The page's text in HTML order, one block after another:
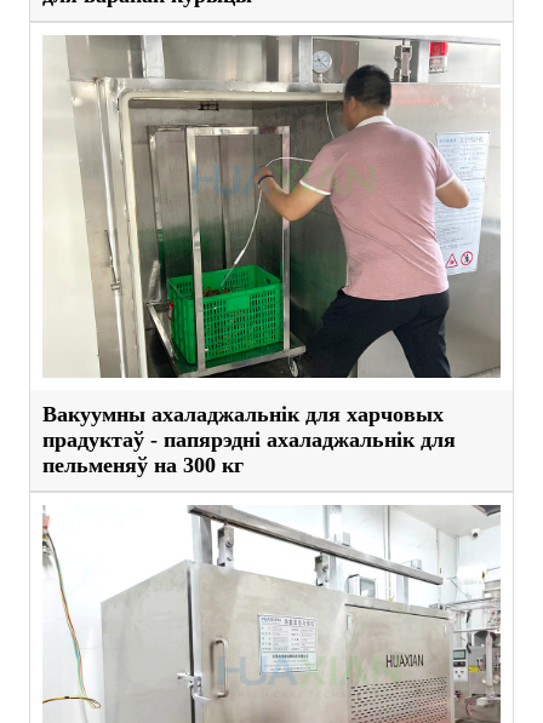
Вакуумны ахаладжальнік для харчовых
прадуктаў - папярэдні ахаладжальнік для
пельменяў на 300 кг